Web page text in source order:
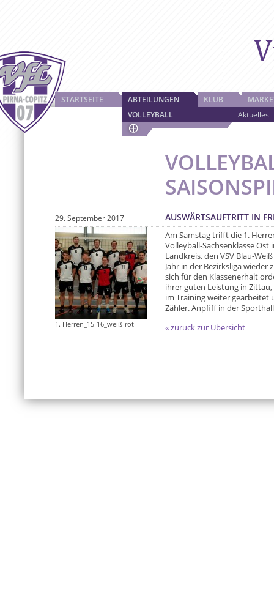
STARTSEITE
ABTEILUNGEN
VOLLEYBALL
Aktuelles
KLUB
AUSWÄRTSAUFTRITT IN
29. September 2017
Am Samstag trifft die 1.
Volleyball-Sachsenklasse
Landkreis, den VSV Blau-
Jahr in der Bezirksliga wieder
sich für den Klassenerhalt
ihrer guten Leistung in
im Training weiter gearbeitet
Zähler. Anpfiff in der
« zurück zur Übersicht
1. Herren_15-16_weiß-rot